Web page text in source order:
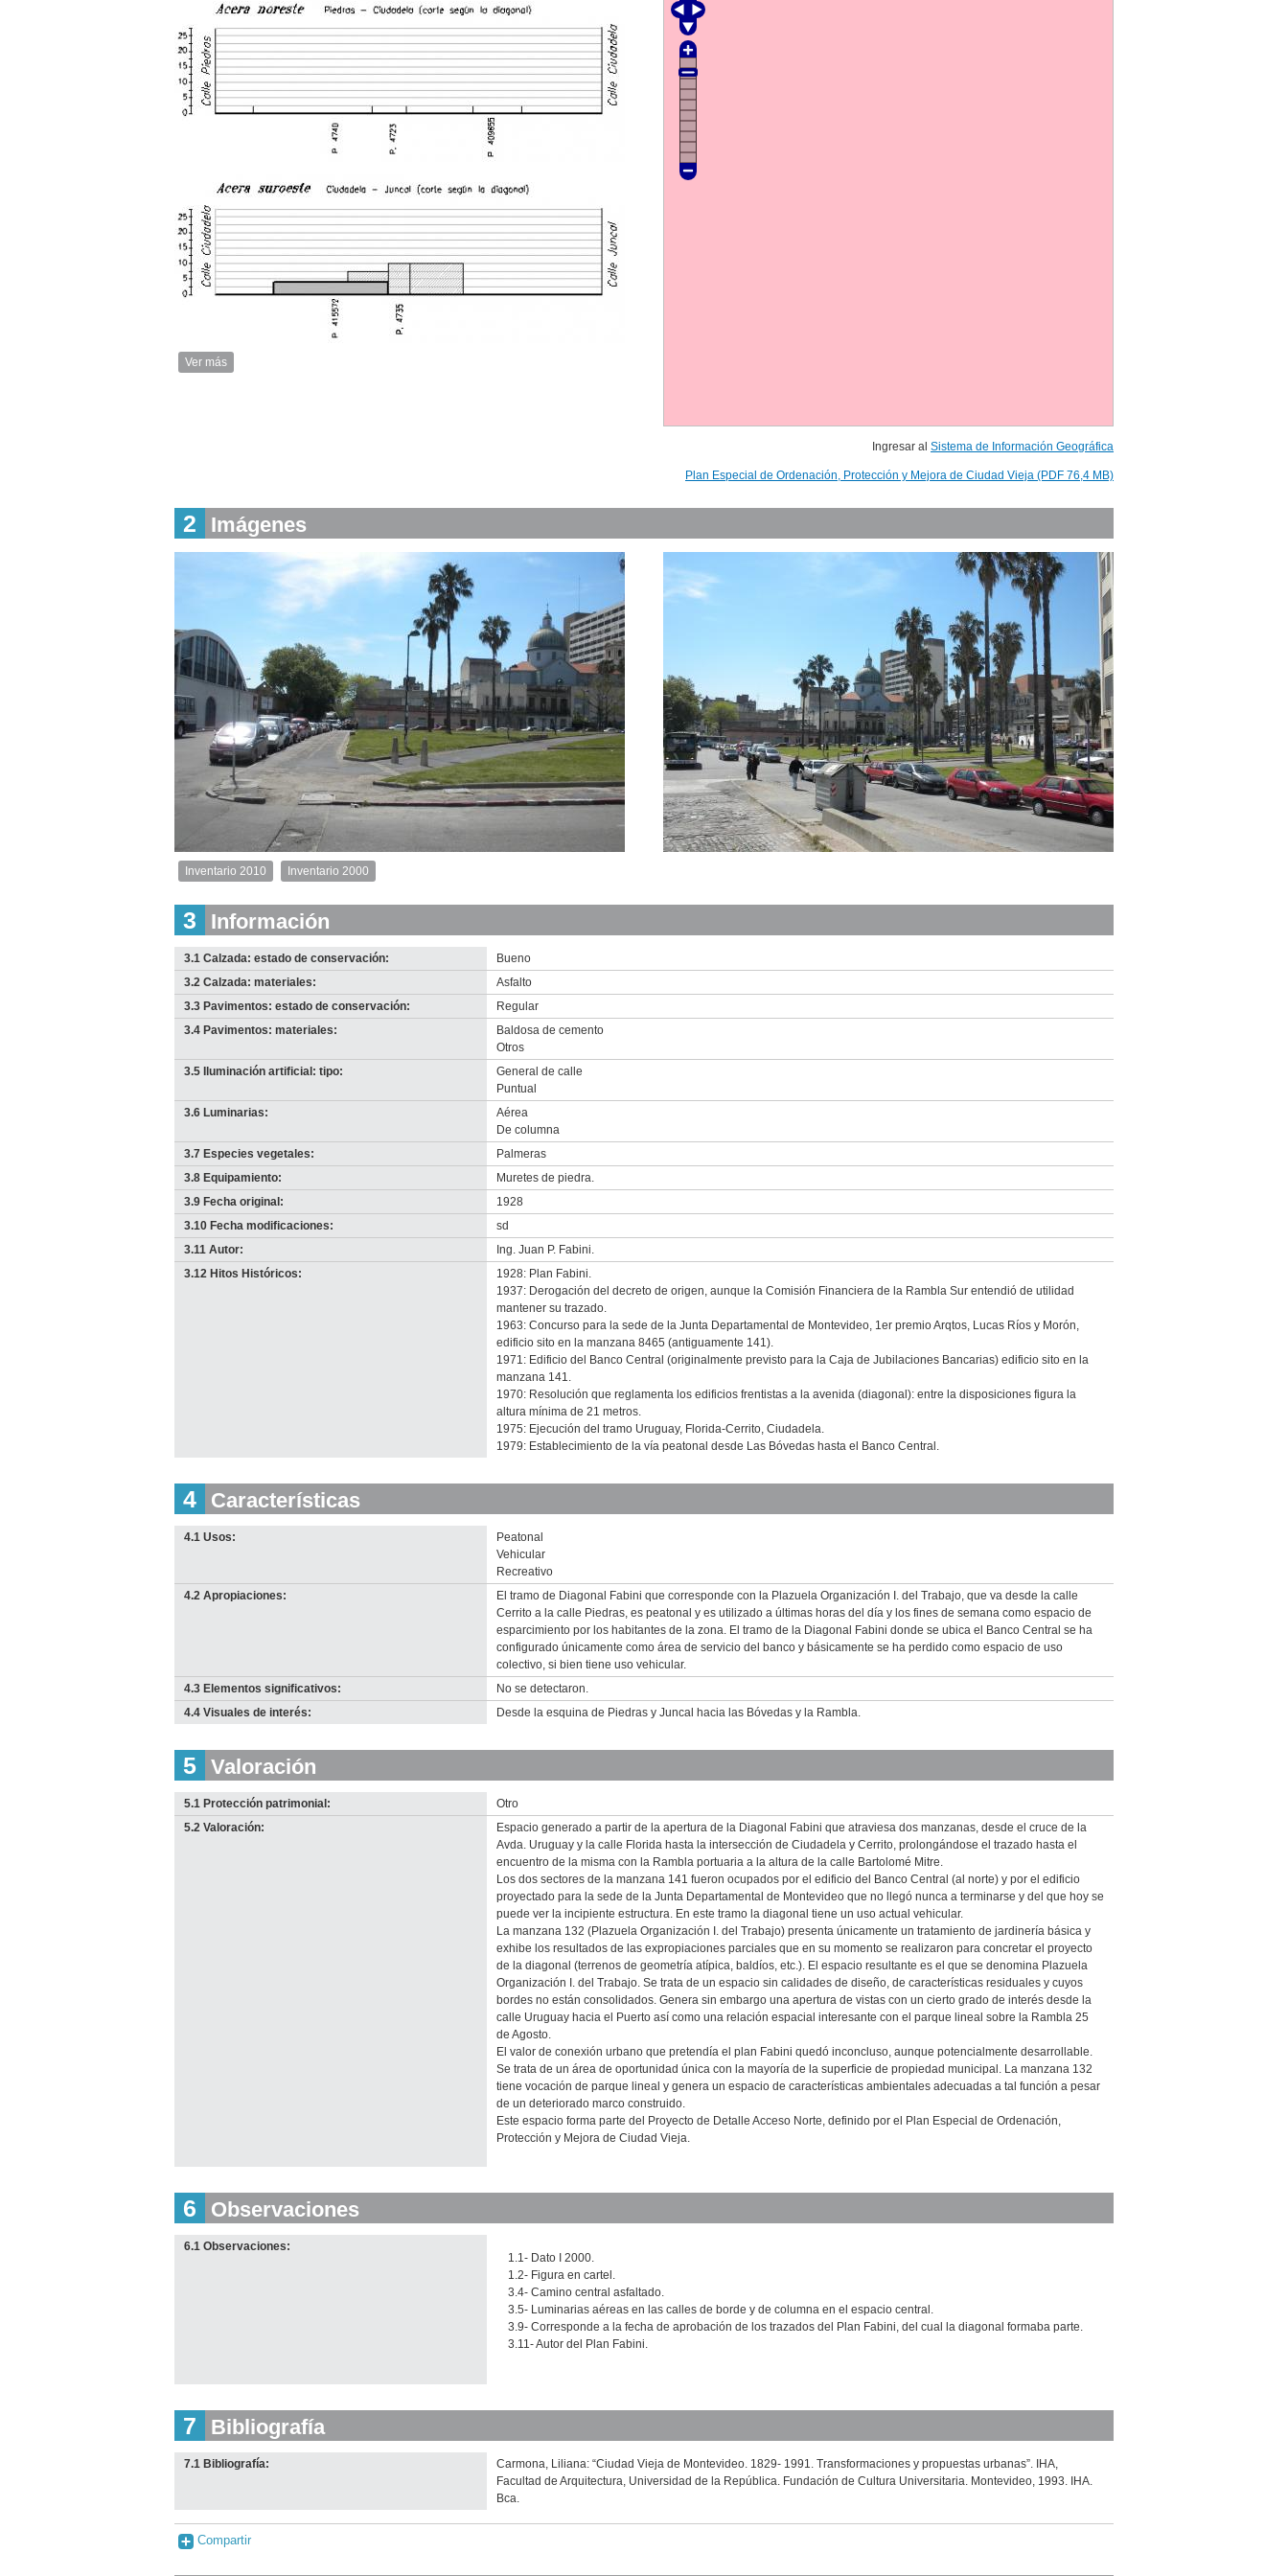
Ver más
Alzados con alimertría de Plazuela Organización I. del Trabajo
Descargar tamaño original
Descargar tamaño original
Ingresar al Sistema de Información Geográfica
Plan Especial de Ordenación, Protección y Mejora de Ciudad Vieja (PDF 76,4 MB)
2 Imágenes
Inventario
Descargar
imagen
original
Inventario 2010
Inventario 2010
Descargar imagen original
Anterior Pausa Siguiente
Inventario 2000
Inventario 2000
Descargar imagen original
Inventario 2000
Descargar imagen original
Anterior Pausa Siguiente
imagen
3 Información
3.1 Calzada: estado de conservación:
Bueno
3.2 Calzada: materiales:
Asfalto
3.3 Pavimentos: estado de conservación:
Regular
3.4 Pavimentos: materiales:
Baldosa de cemento
Otros
3.5 Iluminación artificial: tipo:
General de calle
Puntual
3.6 Luminarias:
Aérea
De columna
3.7 Especies vegetales:
Palmeras
3.8 Equipamiento:
Muretes de piedra.
3.9 Fecha original:
1928
3.10 Fecha modificaciones:
sd
3.11 Autor:
Ing. Juan P. Fabini.
3.12 Hitos Históricos:
1928: Plan Fabini.
1937: Derogación del decreto de origen, aunque la Comisión Financiera de la Rambla Sur entendió de utilidad
mantener su trazado.
1963: Concurso para la sede de la Junta Departamental de Montevideo, 1er premio Arqtos, Lucas Ríos y Morón,
edificio sito en la manzana 8465 (antiguamente 141).
1971: Edificio del Banco Central (originalmente previsto para la Caja de Jubilaciones Bancarias) edificio sito en la
manzana 141.
1970: Resolución que reglamenta los edificios frentistas a la avenida (diagonal): entre la disposiciones figura la
altura mínima de 21 metros.
1975: Ejecución del tramo Uruguay, Florida-Cerrito, Ciudadela.
1979: Establecimiento de la vía peatonal desde Las Bóvedas hasta el Banco Central.
4 Características
4.1 Usos:
Peatonal
Vehicular
Recreativo
4.2 Apropiaciones:
El tramo de Diagonal Fabini que corresponde con la Plazuela Organización I. del Trabajo, que va desde la calle
Cerrito a la calle Piedras, es peatonal y es utilizado a últimas horas del día y los fines de semana como espacio de
esparcimiento por los habitantes de la zona. El tramo de la Diagonal Fabini donde se ubica el Banco Central se ha
configurado únicamente como área de servicio del banco y básicamente se ha perdido como espacio de uso
colectivo, si bien tiene uso vehicular.
4.3 Elementos significativos:
No se detectaron.
4.4 Visuales de interés:
Desde la esquina de Piedras y Juncal hacia las Bóvedas y la Rambla.
5 Valoración
5.1 Protección patrimonial:
Otro
5.2 Valoración:
Espacio generado a partir de la apertura de la Diagonal Fabini que atraviesa dos manzanas, desde el cruce de la
Avda. Uruguay y la calle Florida hasta la intersección de Ciudadela y Cerrito, prolongándose el trazado hasta el
encuentro de la misma con la Rambla portuaria a la altura de la calle Bartolomé Mitre.
Los dos sectores de la manzana 141 fueron ocupados por el edificio del Banco Central (al norte) y por el edificio
proyectado para la sede de la Junta Departamental de Montevideo que no llegó nunca a terminarse y del que hoy se
puede ver la incipiente estructura. En este tramo la diagonal tiene un uso actual vehicular.
La manzana 132 (Plazuela Organización I. del Trabajo) presenta únicamente un tratamiento de jardinería básica y
exhibe los resultados de las expropiaciones parciales que en su momento se realizaron para concretar el proyecto
de la diagonal (terrenos de geometría atípica, baldíos, etc.). El espacio resultante es el que se denomina Plazuela
Organización I. del Trabajo. Se trata de un espacio sin calidades de diseño, de características residuales y cuyos
bordes no están consolidados. Genera sin embargo una apertura de vistas con un cierto grado de interés desde la
calle Uruguay hacia el Puerto así como una relación espacial interesante con el parque lineal sobre la Rambla 25
de Agosto.
El valor de conexión urbano que pretendía el plan Fabini quedó inconcluso, aunque potencialmente desarrollable.
Se trata de un área de oportunidad única con la mayoría de la superficie de propiedad municipal. La manzana 132
tiene vocación de parque lineal y genera un espacio de características ambientales adecuadas a tal función a pesar
de un deteriorado marco construido.
Este espacio forma parte del Proyecto de Detalle Acceso Norte, definido por el Plan Especial de Ordenación,
Protección y Mejora de Ciudad Vieja.
6 Observaciones
6.1 Observaciones:
1.1- Dato I 2000.
1.2- Figura en cartel.
3.4- Camino central asfaltado.
3.5- Luminarias aéreas en las calles de borde y de columna en el espacio central.
3.9- Corresponde a la fecha de aprobación de los trazados del Plan Fabini, del cual la diagonal formaba parte.
3.11- Autor del Plan Fabini.
7 Bibliografía
7.1 Bibliografía:
Carmona, Liliana: “Ciudad Vieja de Montevideo. 1829- 1991. Transformaciones y propuestas urbanas”. IHA,
Facultad de Arquitectura, Universidad de la República. Fundación de Cultura Universitaria. Montevideo, 1993. IHA.
Bca.
Compartir